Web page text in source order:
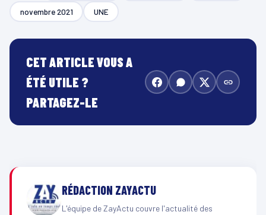
novembre 2021 UNE
CET ARTICLE VOUS A
ÉTÉ UTILE ?
PARTAGEZ-LE
RÉDACTION ZAYACTU
L'équipe de ZayActu couvre l'actualité des